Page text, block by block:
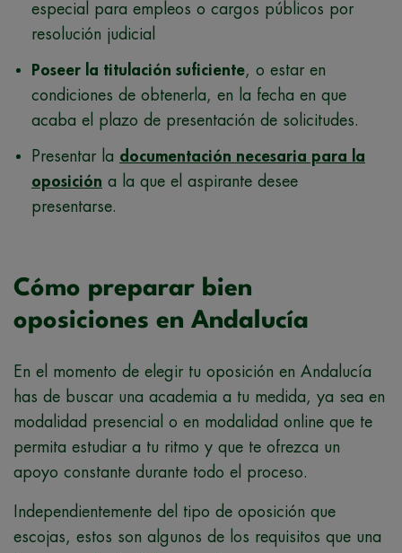
especial para empleos o cargos públicos por
resolución judicial
Poseer la titulación suficiente, o estar en
condiciones de obtenerla, en la fecha en que
acaba el plazo de presentación de solicitudes.
Presentar la documentación necesaria para la
oposición a la que el aspirante desee
presentarse.
Cómo preparar bien
oposiciones en Andalucía
En el momento de elegir tu oposición en Andalucía
has de buscar una academia a tu medida, ya sea en
modalidad presencial o en modalidad online que te
permita estudiar a tu ritmo y que te ofrezca un
apoyo constante durante todo el proceso.
Independientemente del tipo de oposición que
escojas, estos son algunos de los requisitos que una